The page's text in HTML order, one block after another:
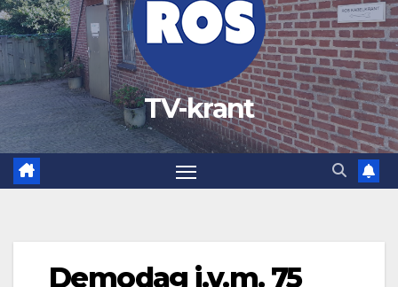
TV-krant
Demodag i.v.m. 75